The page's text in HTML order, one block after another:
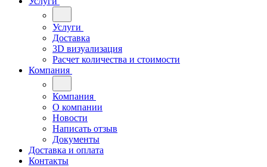
Услуги
Доставка
3D визуализация
Расчет количества и стоимости
Компания
Компания
О компании
Новости
Написать отзыв
Документы
Доставка и оплата
Контакты